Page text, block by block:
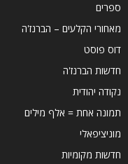
ספרים
מאחורי הקלעים – הברנז'ה
דוס פוסט
חדשות הברנז'ה
נקודה יהודית
תמונה אחת = אלף מילים
מוניציפאלי
חדשות מקומיות